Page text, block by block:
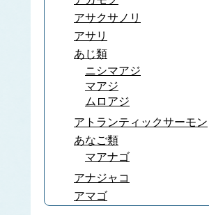
アサクサノリ
アサリ
あじ類
ニシマアジ
マアジ
ムロアジ
アトランティックサーモン
あなご類
マアナゴ
アナジャコ
アマゴ